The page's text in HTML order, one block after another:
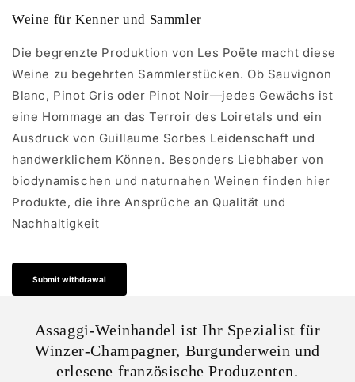
Weine für Kenner und Sammler
Die begrenzte Produktion von Les Poëte macht diese
Weine zu begehrten Sammlerstücken. Ob Sauvignon
Blanc, Pinot Gris oder Pinot Noir—jedes Gewächs ist
eine Hommage an das Terroir des Loiretals und ein
Ausdruck von Guillaume Sorbes Leidenschaft und
handwerklichem Können. Besonders Liebhaber von
biodynamischen und naturnahen Weinen finden hier
Produkte, die ihre Ansprüche an Qualität und
Nachhaltigkeit
Submit withdrawal
Assaggi-Weinhandel ist Ihr Spezialist für
Winzer-Champagner, Burgunderwein und
erlesene französische Produzenten.